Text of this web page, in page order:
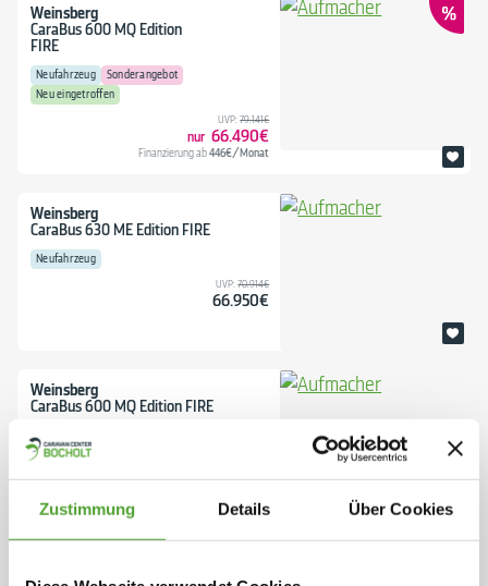
Zustimmung Details Über Cookies
Weinsberg
CaraBus 600 MQ Edition
FIRE
Neufahrzeug
Sonderangebot
Neu eingetroffen
UVP:79.141€
66.490€
Finanzierung ab446€/Monat
Weinsberg
CaraBus 630 ME Edition FIRE
Neufahrzeug
UVP:70.914€
66.950€
Weinsberg
CaraBus 600 MQ Edition FIRE
Neufahrzeug
66.950€